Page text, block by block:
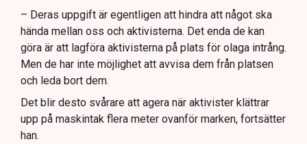
– Deras uppgift är egentligen att hindra att något ska
hända mellan oss och aktivisterna. Det enda de kan
göra är att lagföra aktivisterna på plats för olaga intrång.
Men de har inte möjlighet att avvisa dem från platsen
och leda bort dem.
Det blir desto svårare att agera när aktivister klättrar
upp på maskintak flera meter ovanför marken, fortsätter
han.